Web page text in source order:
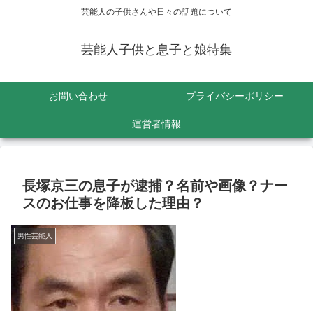
芸能人の子供さんや日々の話題について
芸能人子供と息子と娘特集
お問い合わせ プライバシーポリシー
運営者情報
長塚京三の息子が逮捕？名前や画像？ナー
スのお仕事を降板した理由？
男性芸能人